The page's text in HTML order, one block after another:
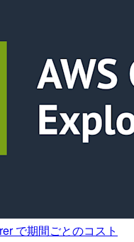
で期間ごとのコスト